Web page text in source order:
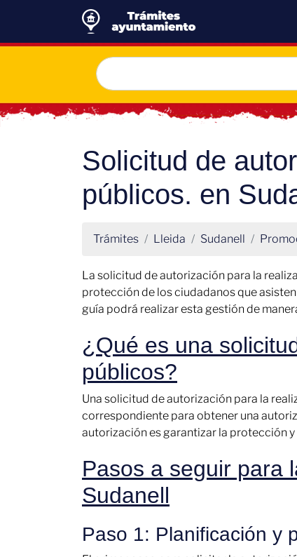
Solicitud de
públicos. en
Trámites Lleida Sudanell
La solicitud de autorización para la
protección de los ciudadanos que
guía podrá realizar esta gestión de
¿Qué es una
públicos?
Una solicitud de autorización para la
correspondiente para obtener una
autorización es garantizar la protección
Pasos a seguir para
Sudanell
Paso 1: Planificación y